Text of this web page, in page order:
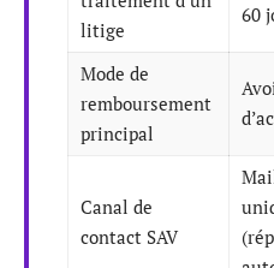
litige
60
Mode de
remboursement
principal
Canal de
contact SAV